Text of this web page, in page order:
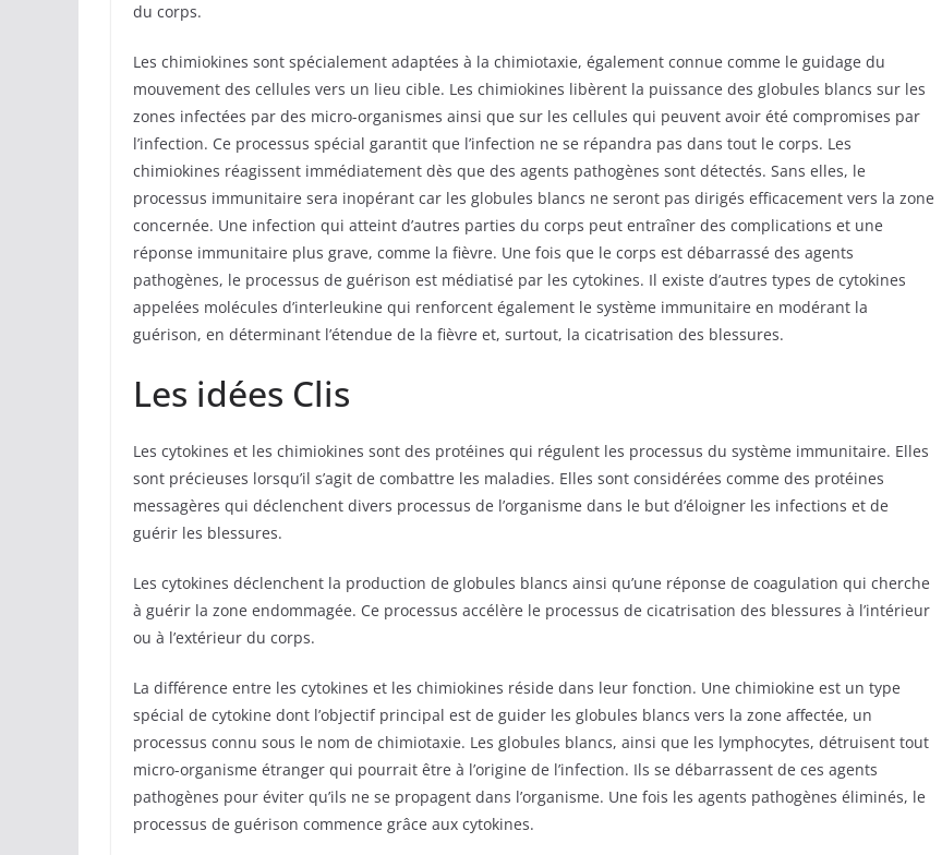
du corps.
Les chimiokines sont spécialement adaptées à la chimiotaxie, également connue comme le guidage du
mouvement des cellules vers un lieu cible. Les chimiokines libèrent la puissance des globules blancs sur les
zones infectées par des micro-organismes ainsi que sur les cellules qui peuvent avoir été compromises par
l’infection. Ce processus spécial garantit que l’infection ne se répandra pas dans tout le corps. Les
chimiokines réagissent immédiatement dès que des agents pathogènes sont détectés. Sans elles, le
processus immunitaire sera inopérant car les globules blancs ne seront pas dirigés efficacement vers la zone
concernée. Une infection qui atteint d’autres parties du corps peut entraîner des complications et une
réponse immunitaire plus grave, comme la fièvre. Une fois que le corps est débarrassé des agents
pathogènes, le processus de guérison est médiatisé par les cytokines. Il existe d’autres types de cytokines
appelées molécules d’interleukine qui renforcent également le système immunitaire en modérant la
guérison, en déterminant l’étendue de la fièvre et, surtout, la cicatrisation des blessures.
Les idées Clis
Les cytokines et les chimiokines sont des protéines qui régulent les processus du système immunitaire. Elles
sont précieuses lorsqu’il s’agit de combattre les maladies. Elles sont considérées comme des protéines
messagères qui déclenchent divers processus de l’organisme dans le but d’éloigner les infections et de
guérir les blessures.
Les cytokines déclenchent la production de globules blancs ainsi qu’une réponse de coagulation qui cherche
à guérir la zone endommagée. Ce processus accélère le processus de cicatrisation des blessures à l’intérieur
ou à l’extérieur du corps.
La différence entre les cytokines et les chimiokines réside dans leur fonction. Une chimiokine est un type
spécial de cytokine dont l’objectif principal est de guider les globules blancs vers la zone affectée, un
processus connu sous le nom de chimiotaxie. Les globules blancs, ainsi que les lymphocytes, détruisent tout
micro-organisme étranger qui pourrait être à l’origine de l’infection. Ils se débarrassent de ces agents
pathogènes pour éviter qu’ils ne se propagent dans l’organisme. Une fois les agents pathogènes éliminés, le
processus de guérison commence grâce aux cytokines.